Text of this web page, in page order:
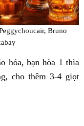
Bruno
hóa, bạn hòa 1 thìa
cho thêm 3-4 giọt